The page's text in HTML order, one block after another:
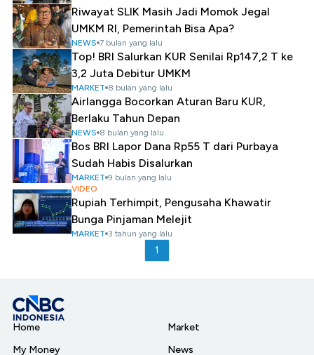
Riwayat SLIK Masih Jadi Momok Jegal
UMKM RI, Pemerintah Bisa Apa?
NEWS 7 bulan yang lalu
Top! BRI Salurkan KUR Senilai Rp147,2 T ke
3,2 Juta Debitur UMKM
MARKET 8 bulan yang lalu
Airlangga Bocorkan Aturan Baru KUR,
Berlaku Tahun Depan
NEWS 8 bulan yang lalu
Bos BRI Lapor Dana Rp55 T dari Purbaya
Sudah Habis Disalurkan
MARKET 9 bulan yang lalu
VIDEO
Rupiah Terhimpit, Pengusaha Khawatir
Bunga Pinjaman Melejit
MARKET 3 tahun yang lalu
1
Home
My Money
Market
News